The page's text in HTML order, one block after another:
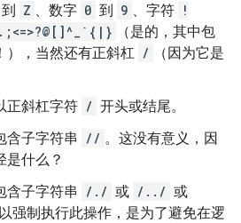
到 Z 、数字 0 到 9 、字符 !
（是的，其中包
），当然还有正斜杠 /
（因为它是
正斜杠字符 / 开头或结尾。
含子字符串
// 。这没有意义，因
是什么？
含子字符串
/./ 或 /../ 或
强制执行此操作，是为了避免在逻